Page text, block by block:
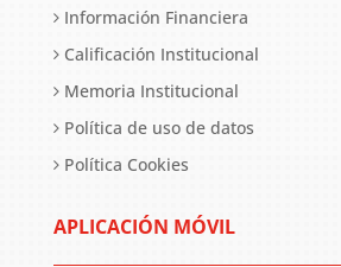
Información Financiera
Calificación Institucional
Memoria Institucional
Política de uso de datos
Política Cookies
APLICACIÓN MÓVIL